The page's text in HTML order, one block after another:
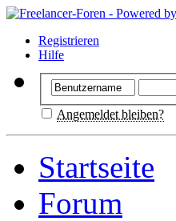
Registrieren
Hilfe
Angemeldet bleiben?
Startseite
Forum